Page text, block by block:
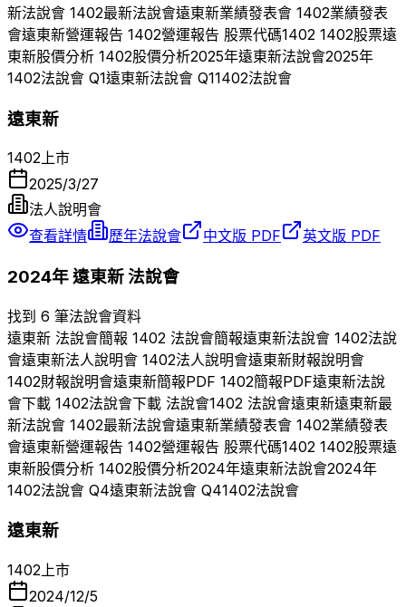
新法說會 1402最新法說會遠東新業績發表會 1402業績發表
會遠東新營運報告 1402營運報告 股票代碼1402 1402股票遠
東新股價分析 1402股價分析2025年遠東新法說會2025年
1402法說會 Q1遠東新法說會 Q11402法說會
遠東新
1402上市
2025/3/27
法人說明會
查看詳情
歷年法說會 中文版 PDF 英文版 PDF
2024年遠東新法說會
找到 6 筆法說會資料
遠東新 法說會簡報 1402 法說會簡報遠東新法說會 1402法說
會遠東新法人說明會 1402法人說明會遠東新財報說明會
1402財報說明會遠東新簡報PDF 1402簡報PDF遠東新法說
會下載 1402法說會下載 法說會1402 法說會遠東新遠東新最
新法說會 1402最新法說會遠東新業績發表會 1402業績發表
會遠東新營運報告 1402營運報告 股票代碼1402 1402股票遠
東新股價分析 1402股價分析2024年遠東新法說會2024年
1402法說會 Q4遠東新法說會 Q41402法說會
遠東新
1402上市
2024/12/5